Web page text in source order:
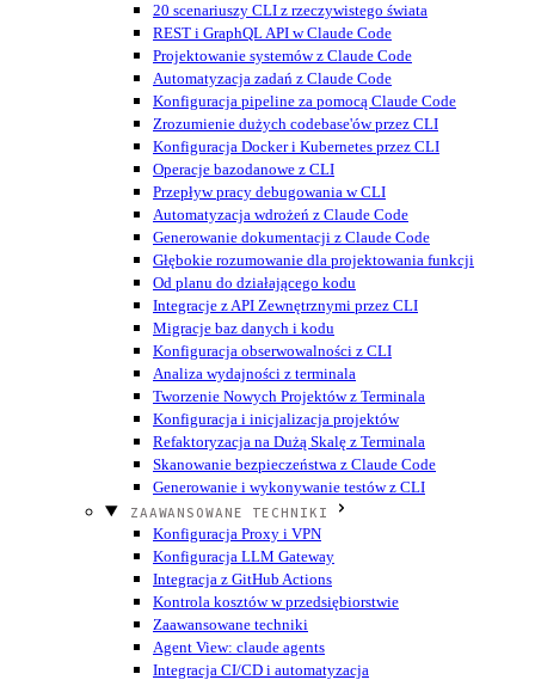
20 scenariuszy CLI z rzeczywistego świata
REST i GraphQL API w Claude Code
Projektowanie systemów z Claude Code
Automatyzacja zadań z Claude Code
Konfiguracja pipeline za pomocą Claude Code
Zrozumienie dużych codebase'ów przez CLI
Konfiguracja Docker i Kubernetes przez CLI
Operacje bazodanowe z CLI
Przepływ pracy debugowania w CLI
Automatyzacja wdrożeń z Claude Code
Generowanie dokumentacji z Claude Code
Głębokie rozumowanie dla projektowania funkcji
Od planu do działającego kodu
Integracje z API Zewnętrznymi przez CLI
Migracje baz danych i kodu
Konfiguracja obserwowalności z CLI
Analiza wydajności z terminala
Tworzenie Nowych Projektów z Terminala
Konfiguracja i inicjalizacja projektów
Refaktoryzacja na Dużą Skalę z Terminala
Skanowanie bezpieczeństwa z Claude Code
Generowanie i wykonywanie testów z CLI
ZAAWANSOWANE TECHNIKI
Konfiguracja Proxy i VPN
Konfiguracja LLM Gateway
Integracja z GitHub Actions
Kontrola kosztów w przedsiębiorstwie
Zaawansowane techniki
Agent View: claude agents
Integracja CI/CD i automatyzacja